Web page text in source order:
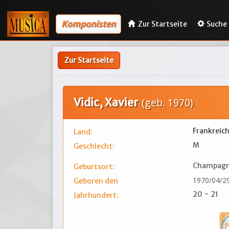
Komponisten Zur Startseite Suche
Zur Startseite
Vidic, Xavier(geb. 1970)
Land:
Frankreich
Geschlecht:
M
Geburtsort:
Geboren den
1970/04/
Jahrhundert: 20 ~ 21